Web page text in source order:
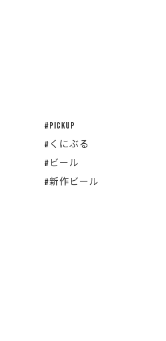
#pickup
#くにぶる
#ビール
#新作ビール